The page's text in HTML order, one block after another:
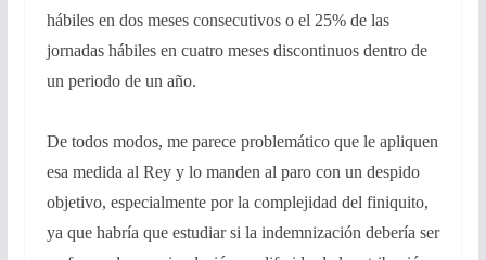
hábiles en dos meses consecutivos o el 25% de las
jornadas hábiles en cuatro meses discontinuos dentro de
un periodo de un año.
De todos modos, me parece problemático que le apliquen
esa medida al Rey y lo manden al paro con un despido
objetivo, especialmente por la complejidad del finiquito,
ya que habría que estudiar si la indemnización debería ser